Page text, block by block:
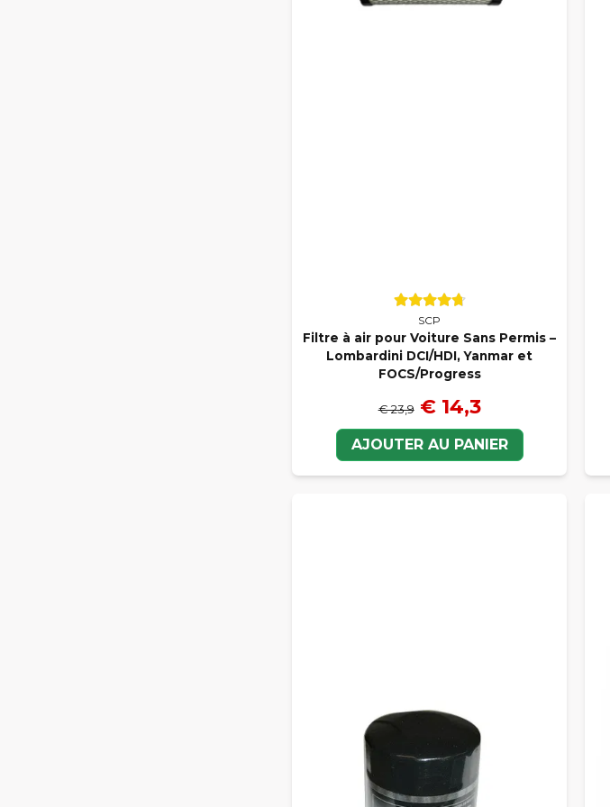
SCP
Filtre à air pour Voiture Sans Permis –
Lombardini DCI/HDI, Yanmar et
FOCS/Progress
€ 23,9 € 14,3
AJOUTER AU PANIER